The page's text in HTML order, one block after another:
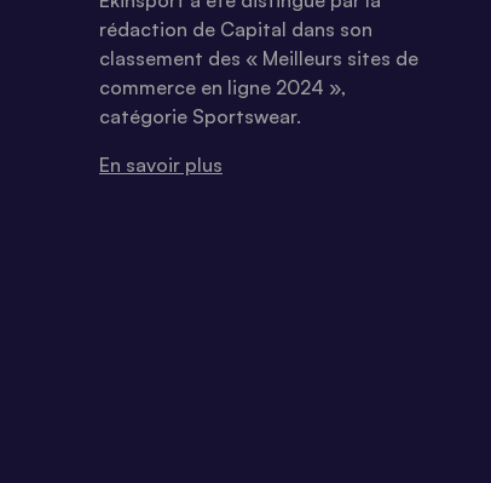
rédaction de Capital dans son
classement des « Meilleurs sites de
commerce en ligne 2024 »,
catégorie Sportswear.
En savoir plus